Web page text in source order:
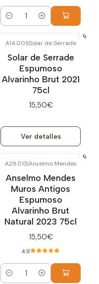
Cantidad
A14.001|Solar de Serrade
Solar de Serrade
Espumoso
Alvarinho Brut 2021
75cl
15,50€
Ver detalles
A29.013|Anselmo Mendes
Anselmo Mendes
Muros Antigos
Espumoso
Alvarinho Brut
Natural 2023 75cl
15,50€
4.9
Cantidad